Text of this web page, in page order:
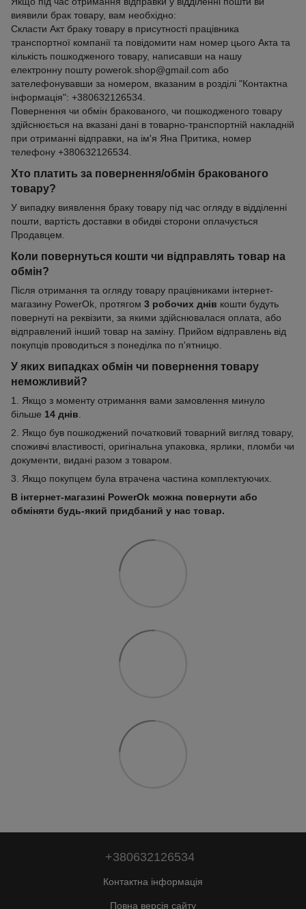
виявили брак товару, вам необхідно:
Скласти Акт браку товару в присутності працівника
транспортної компанії та повідомити нам номер цього Акта та
кількість пошкодженого товару, написавши на нашу
електронну пошту powerok.shop@gmail.com або
зателефонувавши за номером, вказаним в розділі "Контактна
інформація": +380632126534.
Повернення чи обмін бракованого, чи пошкодженого товару
здійснюється на вказані дані в товарно-транспортній накладній
при отриманні відправки, на ім'я Яна Притика, номер
телефону +380632126534.
Хто платить за повернення/обмін бракованого
товару?
У випадку виявлення браку товару під час огляду в відділенні
пошти, вартість доставки в обидві сторони оплачується
Продавцем.
Коли повернуться кошти чи відправлять товар на
обмін?
Після отримання та огляду товару працівниками інтернет-
магазину PowerOk, протягом 3 робочих днів кошти будуть
повернуті на реквізити, за якими здійснювалася оплата, або
відправлений інший товар на заміну. Прийом відправлень від
покупців проводиться з понеділка по п'ятницю.
У яких випадках обмін чи повернення товару
неможливий?
1. Якщо з моменту отримання вами замовлення минуло
більше 14 днів
2. Якщо був пошкоджений початковий товарний вигляд товару,
споживчі властивості, оригінальна упаковка, ярлики, пломби чи
документи, видані разом з товаром.
3. Якщо покупцем була втрачена частина комплектуючих.
В інтернет-магазині PowerOk можна повернути або
обміняти будь-який придбаний у нас товар.
+380632126534
Контактна інформація
Повна версія сайту